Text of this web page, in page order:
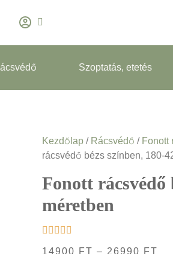
Szoptatás, etetés
Kezdőlap/ Rácsvédő / Fonott
rácsvédő bézs színben, 180-
Fonott rácsvédő
méretben
14900 FT – 26990 FT